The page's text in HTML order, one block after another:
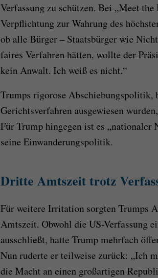
Verfassung zu schützen. Bei „Meet the
Verpflichtung zur Wahrung des
ob alle Bürger – Staatsbürger wie
faires Verfahren hätten, wollte der
kein Anwalt. Ich weiß es nicht.“
Trumps rigorose Abschiebungspolitik,
Gerichtsverfahren ausgewiesen
Für Trump hingegen ist es
seine Einwanderungspolitik.
Dritte Amtszeit trotz
Für weitere Irritation sorgten Trumps
Amtszeit. Obwohl die US-Verfassung
ausschließt, hatte Trump mehrfach
Nun ruderte er teilweise zurück: „Ich
die Macht an einen großartigen